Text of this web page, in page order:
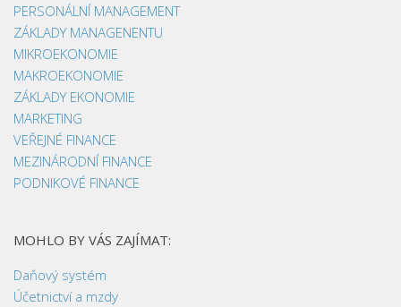
PERSONÁLNÍ MANAGEMENT
ZÁKLADY MANAGENENTU
MIKROEKONOMIE
MAKROEKONOMIE
ZÁKLADY EKONOMIE
MARKETING
VEŘEJNÉ FINANCE
MEZINÁRODNÍ FINANCE
PODNIKOVÉ FINANCE
MOHLO BY VÁS ZAJÍMAT:
Daňový systém
Účetnictví a mzdy